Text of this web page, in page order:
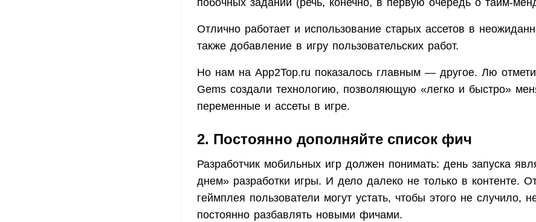
побочных заданий (речь, конечно, в первую очередь о тайм-
Отлично работает и использование старых ассетов в
также добавление в игру пользовательских работ.
Но нам на App2Top.ru показалось главным — другое. Лю
Gems создали технологию, позволяющую «легко и быстро»
переменные и ассеты в игре.
2. Постоянно дополняйте список фич
Разработчик мобильных игр должен понимать: день запуска
днем» разработки игры. И дело далеко не только в контенте.
геймплея пользователи могут устать, чтобы этого не случило,
постоянно разбавлять новыми фичами.